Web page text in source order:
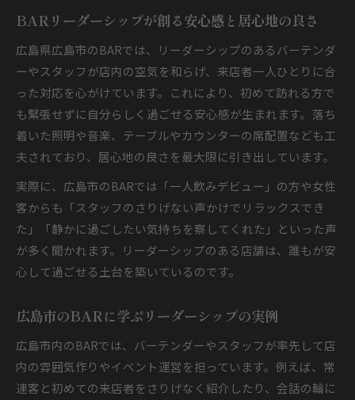
BARリーダーシップが創る安心感と居心地の良さ
広島県広島市のBARでは、リーダーシップのあるバーテンダ
ーやスタッフが店内の空気を和らげ、来店者一人ひとりに合
った対応を心がけています。これにより、初めて訪れる方で
も緊張せずに自分らしく過ごせる安心感が生まれます。落ち
着いた照明や音楽、テーブルやカウンターの席配置なども工
夫されており、居心地の良さを最大限に引き出しています。
実際に、広島市のBARでは「一人飲みデビュー」の方や女性
客からも「スタッフのさりげない声かけでリラックスでき
た」「静かに過ごしたい気持ちを察してくれた」といった声
が多く聞かれます。リーダーシップのある店舗は、誰もが安
心して過ごせる土台を築いているのです。
広島市のBARに学ぶリーダーシップの実例
広島市内のBARでは、バーテンダーやスタッフが率先して店
内の雰囲気作りやイベント運営を担っています。例えば、常
連客と初めての来店者をさりげなく紹介したり、会話の輪に